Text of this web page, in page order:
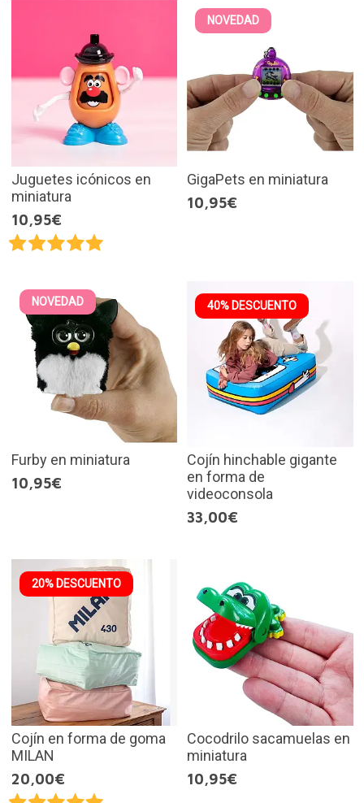
Juguetes icónicos en
miniatura
10,95€
NOVEDAD
GigaPets en miniatura
10,95€
NOVEDAD
Furby en miniatura
10,95€
40% DESCUENTO
Cojín hinchable gigante
en forma de
videoconsola
33,00€
20% DESCUENTO
Cojín en forma de goma
MILAN
20,00€
Cocodrilo sacamuelas en
miniatura
10,95€